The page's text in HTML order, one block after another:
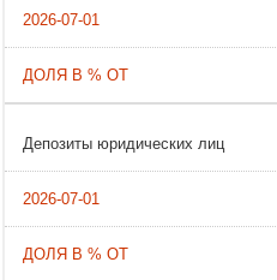
Депозиты юридических лиц